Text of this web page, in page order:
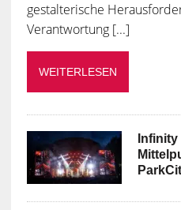
gestalterische
Verantwortung [...]
WEITERLESEN